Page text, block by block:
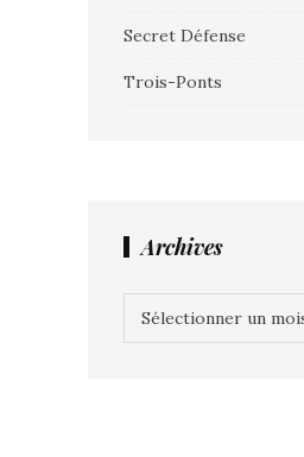
Secret Défense
Trois-Ponts
Archives